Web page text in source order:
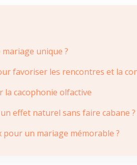
unique ?
favoriser les rencontres et la
la cacophonie olfactive
effet naturel sans faire cabane ?
un mariage mémorable ?